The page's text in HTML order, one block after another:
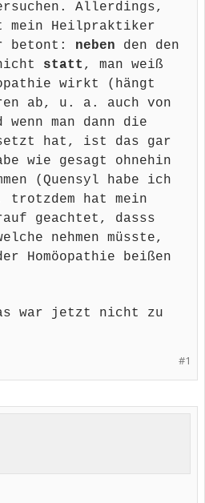
Allerdings,
mein Heilpraktiker
betont: neben den den
statt , man weiß
wirkt (hängt
ab, u. a. auch von
man dann die
hat, ist das gar
wie gesagt ohnehin
(Quensyl habe ich
hat mein
geachtet, dasss
nehmen müsste,
Homöopathie beißen
war jetzt nicht zu
#1